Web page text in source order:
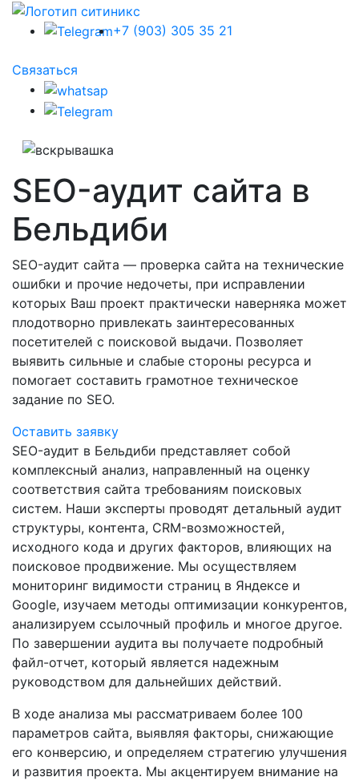
+7 (903) 305 35 21
Связаться
SEO-аудит сайта в
Бельдиби
SEO-аудит сайта — проверка сайта на технические
ошибки и прочие недочеты, при исправлении
которых Ваш проект практически наверняка может
плодотворно привлекать заинтересованных
посетителей с поисковой выдачи. Позволяет
выявить сильные и слабые стороны ресурса и
помогает составить грамотное техническое
задание по SEO.
Оставить заявку
SEO-аудит в Бельдиби представляет собой
комплексный анализ, направленный на оценку
соответствия сайта требованиям поисковых
систем. Наши эксперты проводят детальный аудит
структуры, контента, CRM-возможностей,
исходного кода и других факторов, влияющих на
поисковое продвижение. Мы осуществляем
мониторинг видимости страниц в Яндексе и
Google, изучаем методы оптимизации конкурентов,
анализируем ссылочный профиль и многое другое.
По завершении аудита вы получаете подробный
файл-отчет, который является надежным
руководством для дальнейших действий.
В ходе анализа мы рассматриваем более 100
параметров сайта, выявляя факторы, снижающие
его конверсию, и определяем стратегию улучшения
и развития проекта. Мы акцентируем внимание на